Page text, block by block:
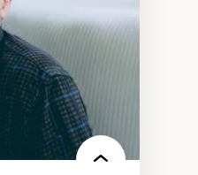
en contexte
culturelle
approches
pratiques réflexives
bien-être en